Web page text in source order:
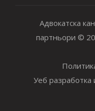
Адвокатска
партньори ©
Уеб